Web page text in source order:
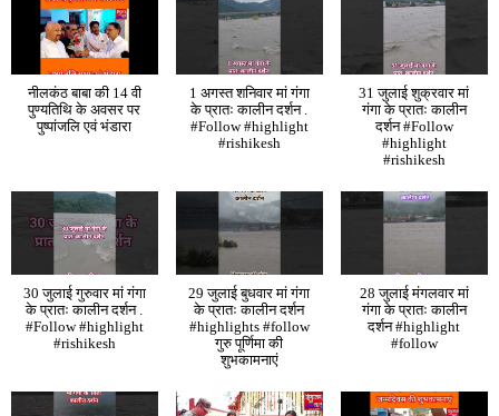
नीलकंठ बाबा की 14 वी
पुण्यतिथि के अवसर पर
पुष्पांजलि एवं भंडारा
1 अगस्त शनिवार मां गंगा
के प्रातः कालीन दर्शन .
#Follow #highlight
#rishikesh
31 जुलाई शुक्रवार मां
गंगा के प्रातः कालीन
दर्शन #Follow
#highlight
#rishikesh
30 जुलाई गुरुवार मां गंगा
के प्रातः कालीन दर्शन .
#Follow #highlight
#rishikesh
29 जुलाई बुधवार मां गंगा
के प्रातः कालीन दर्शन
#highlights #follow
गुरु पूर्णिमा की
शुभकामनाएं
28 जुलाई मंगलवार मां
गंगा के प्रातः कालीन
दर्शन #highlight
#follow